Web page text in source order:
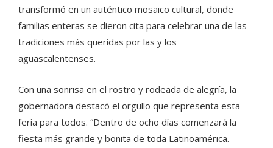
transformó en un auténtico mosaico cultural, donde
familias enteras se dieron cita para celebrar una de las
tradiciones más queridas por las y los
aguascalentenses.
Con una sonrisa en el rostro y rodeada de alegría, la
gobernadora destacó el orgullo que representa esta
feria para todos. “Dentro de ocho días comenzará la
fiesta más grande y bonita de toda Latinoamérica.